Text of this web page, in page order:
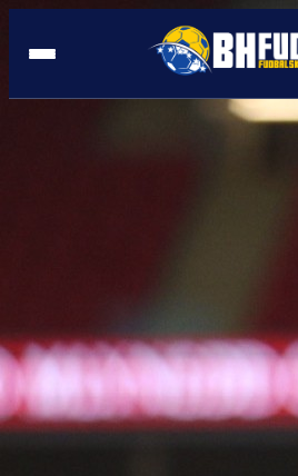
11:11, 01.05.2026
Transfer na pomolu:
za Bajraktarevića!